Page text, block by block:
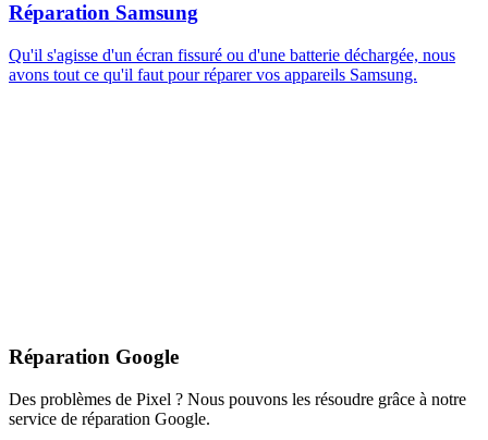
Réparation Samsung
Qu'il s'agisse d'un écran fissuré ou d'une batterie déchargée, nous
avons tout ce qu'il faut pour réparer vos appareils Samsung.
Réparation Google
Des problèmes de Pixel ? Nous pouvons les résoudre grâce à notre
service de réparation Google.